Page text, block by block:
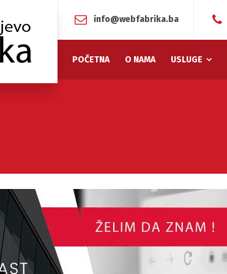
info@webfabrika.ba
POČETNA O NAMA USLUGE